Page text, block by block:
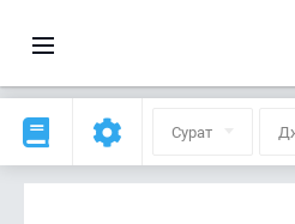
Сурат